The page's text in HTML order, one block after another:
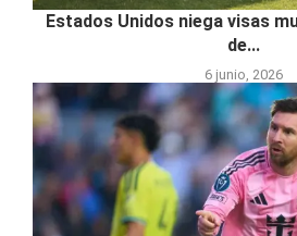
Estados Unidos niega visas
de...
6 junio, 2026